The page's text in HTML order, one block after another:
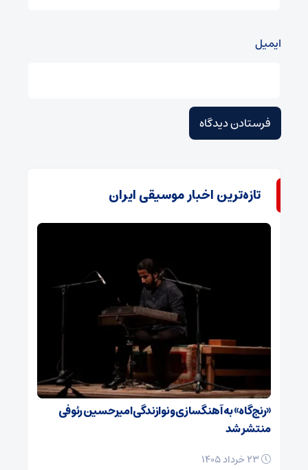
ایمیل
تازه‌ترین اخبار موسیقی ایران
«رنج‌گاه» به آهنگسازی و نوازندگی امیرحسین رئوفی
منتشر شد